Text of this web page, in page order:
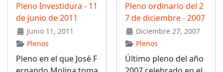
Pleno Investidura - 11
de junio de 2011
Junio 11, 2011
Plenos
Pleno en el que José F
Pleno ordinario del 2
7 de diciembre - 2007
Diciembre 27, 2007
Plenos
Último pleno del año